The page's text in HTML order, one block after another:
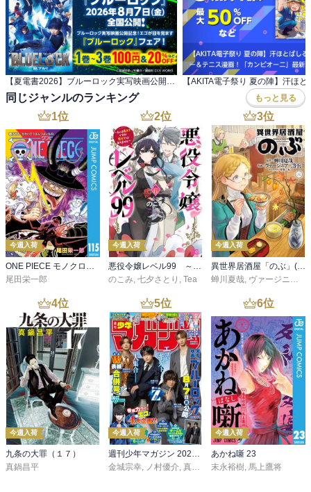
同じジャンルのランキング もっと見る
1位
今週入荷
ONE PIECE モノクロ版 115
尾田栄一郎
2位
今週入荷
悪役令嬢レベル99 ～私は裏ボスですが魔王ではありません～ その６
のこみ, 七夕さとり , Tea
3位
今週入荷
異世界居酒屋「のぶ」(22)
蝉川夏哉, ヴァージニア二等兵
4位
今週入荷
九条の大罪（１７）
真鍋昌平
5位
今週入荷
金城宗幸
ノ村優介 真島ヒロ ,宮島礼吏, 新川直司
6位
今週入荷
あかね噺 23
末永裕樹 馬上鷹将